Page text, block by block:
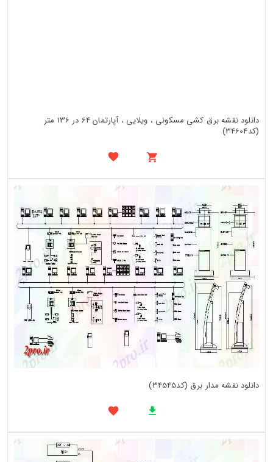
دانلود نقشه برق کشی مسکونی ، ویلایی ، آپارتمان 64 در 136 متر
(کد34604)
دانلود نقشه مدار برق (کد34545)